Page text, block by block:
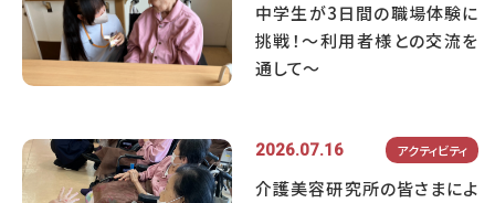
中学生が3日間の職場体験に
挑戦！～利用者様との交流を
通して～
2026.07.16 アクティビティ
介護美容研究所の皆さまによ